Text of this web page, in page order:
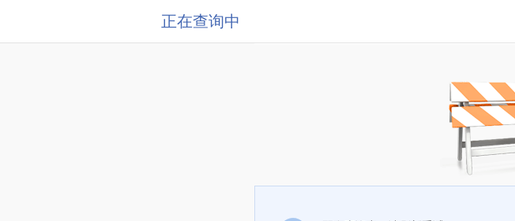
正在查询中